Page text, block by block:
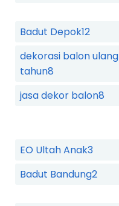
Badut Depok12
dekorasi balon ulang
tahun8
jasa dekor balon8
EO Ultah Anak3
Badut Bandung2